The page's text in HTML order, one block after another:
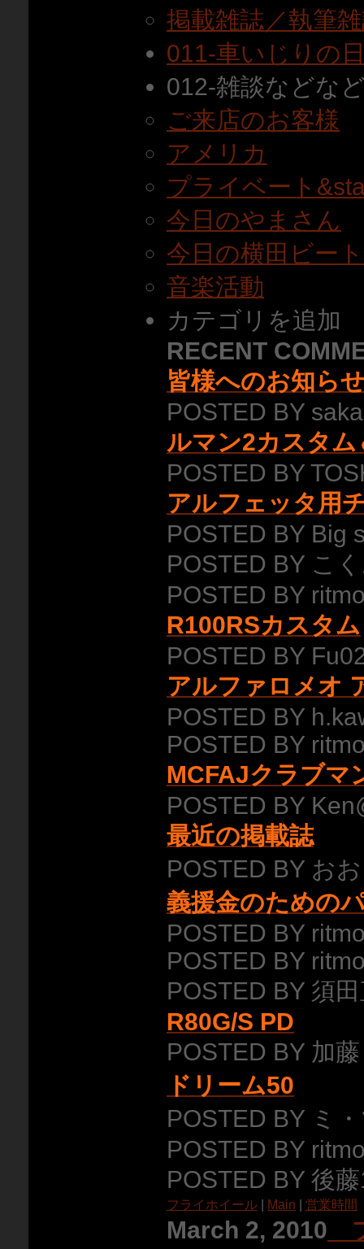
掲載雑誌／執筆
011-車いじりの
012-雑談などな
ご来店のお客様
アメリカ
プライベート
今日のやまさん
今日の横田ビー
音楽活動
カテゴリを追加
RECENT
皆様へのお知ら
POSTED BY
ルマン2カスタ
POSTED BY
アルフェッタ用
POSTED BY Big
POSTED BY こ
POSTED BY
R100RSカスタム
POSTED BY
アルファロメオ
POSTED BY
POSTED BY
MCFAJクラブマ
POSTED BY
最近の掲載誌
POSTED BY お
義援金のための
POSTED BY
POSTED BY
POSTED BY 須
R80G/S PD
POSTED BY 加
ドリーム50
POSTED BY ミ
POSTED BY
POSTED BY 後
フライホイール Main 営業時間
March 2, 2010